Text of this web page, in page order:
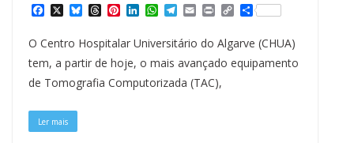
a
c
e
b
o
o
X B
u
e
s
k
y
T
h
r
e
a
d
s
P
t
e
r
e
L
n
k
e
d
I
W
h
t
s
A
p
T
e
e
g
r
a
E
m
i
l
P
n
t
C
o
y
L
i
S
h
r
e
O Centro Hospitalar Universitário do Algarve (CHUA)
tem, a partir de hoje, o mais avançado equipamento
de Tomografia Computorizada (TAC),
Ler mais